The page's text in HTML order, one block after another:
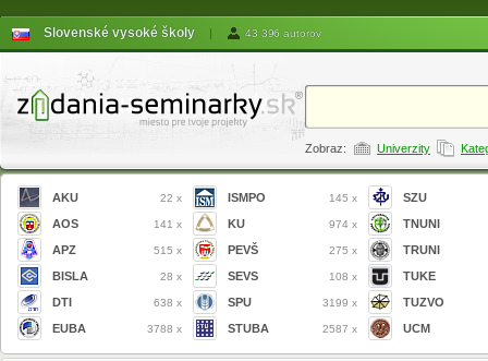
Slovenské vysoké školy | 43 396 autorov
Zobraz: Univerzity
AKU 22 x
AOS 141 x
APZ 515 x
BISLA 28 x
DTI 638 x
EUBA 3788 x
ISMPO 145 x
KU 974 x
PEVŠ 275 x
SEVS 108 x
SPU 3199 x
STUBA 2587 x
SZU
TNUNI
TRUNI
TUKE
TUZVO
UCM